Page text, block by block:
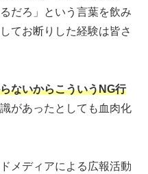
だろ」という言葉を飲み
てお断りした経験は皆さ
ないからこういうNG行
があったとしても血肉化
メディアによる広報活動